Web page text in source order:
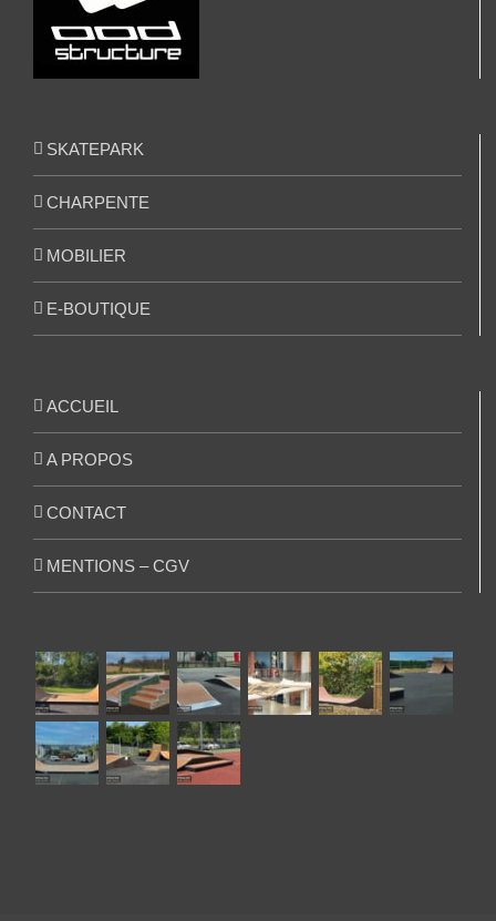
SKATEPARK
CHARPENTE
MOBILIER
E-BOUTIQUE
ACCUEIL
A PROPOS
CONTACT
MENTIONS – CGV